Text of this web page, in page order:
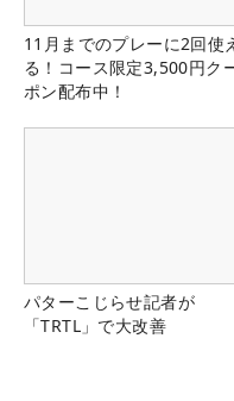
11月までのプレーに2回使
る！コース限定3,500円ク
ポン配布中！
パターこじらせ記者が
「TRTL」で大改善